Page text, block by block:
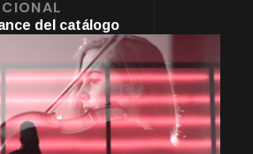
del catálogo